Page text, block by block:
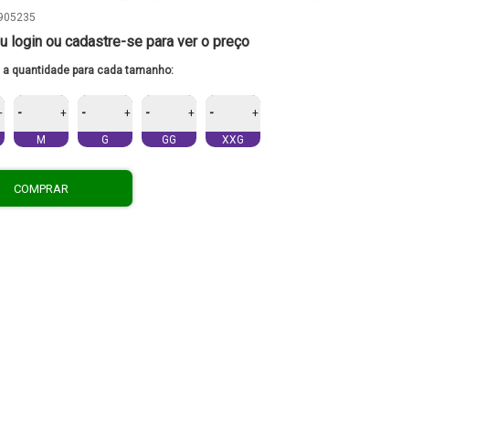
login ou cadastre-se para ver o preço
a quantidade para cada tamanho:
- +
M
- +
G
- +
GG
- +
XXG
COMPRAR